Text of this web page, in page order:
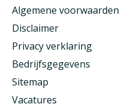
Algemene voorwaarden
Disclaimer
Privacy verklaring
Bedrijfsgegevens
Sitemap
Vacatures